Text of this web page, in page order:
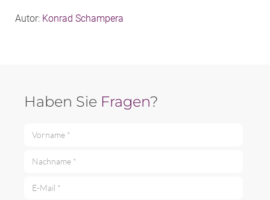
Autor: Konrad Schampera
Haben Sie Fragen?